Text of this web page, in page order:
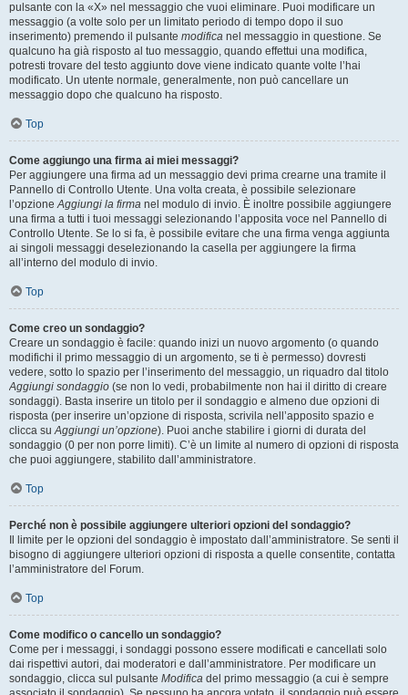
pulsante con la «X» nel messaggio che vuoi eliminare. Puoi modificare un
messaggio (a volte solo per un limitato periodo di tempo dopo il suo
inserimento) premendo il pulsante modifica nel messaggio in questione. Se
qualcuno ha già risposto al tuo messaggio, quando effettui una modifica,
potresti trovare del testo aggiunto dove viene indicato quante volte l’hai
modificato. Un utente normale, generalmente, non può cancellare un
messaggio dopo che qualcuno ha risposto.
Top
Come aggiungo una firma ai miei messaggi?
Per aggiungere una firma ad un messaggio devi prima crearne una tramite il
Pannello di Controllo Utente. Una volta creata, è possibile selezionare
l’opzioneAggiungi la firma nel modulo di invio. È inoltre possibile aggiungere
una firma a tutti i tuoi messaggi selezionando l’apposita voce nel Pannello di
Controllo Utente. Se lo si fa, è possibile evitare che una firma venga aggiunta
ai singoli messaggi deselezionando la casella per aggiungere la firma
all’interno del modulo di invio.
Top
Come creo un sondaggio?
Creare un sondaggio è facile: quando inizi un nuovo argomento (o quando
modifichi il primo messaggio di un argomento, se ti è permesso) dovresti
vedere, sotto lo spazio per l’inserimento del messaggio, un riquadro dal titolo
Aggiungi sondaggio (se non lo vedi, probabilmente non hai il diritto di creare
sondaggi). Basta inserire un titolo per il sondaggio e almeno due opzioni di
risposta (per inserire un’opzione di risposta, scrivila nell’apposito spazio e
clicca suAggiungi un’opzione). Puoi anche stabilire i giorni di durata del
sondaggio (0 per non porre limiti). C’è un limite al numero di opzioni di risposta
che puoi aggiungere, stabilito dall’amministratore.
Top
Perché non è possibile aggiungere ulteriori opzioni del sondaggio?
Il limite per le opzioni del sondaggio è impostato dall’amministratore. Se senti il
bisogno di aggiungere ulteriori opzioni di risposta a quelle consentite, contatta
l’amministratore del Forum.
Top
Come modifico o cancello un sondaggio?
Come per i messaggi, i sondaggi possono essere modificati e cancellati solo
dai rispettivi autori, dai moderatori e dall’amministratore. Per modificare un
sondaggio, clicca sul pulsante Modifica del primo messaggio (a cui è sempre